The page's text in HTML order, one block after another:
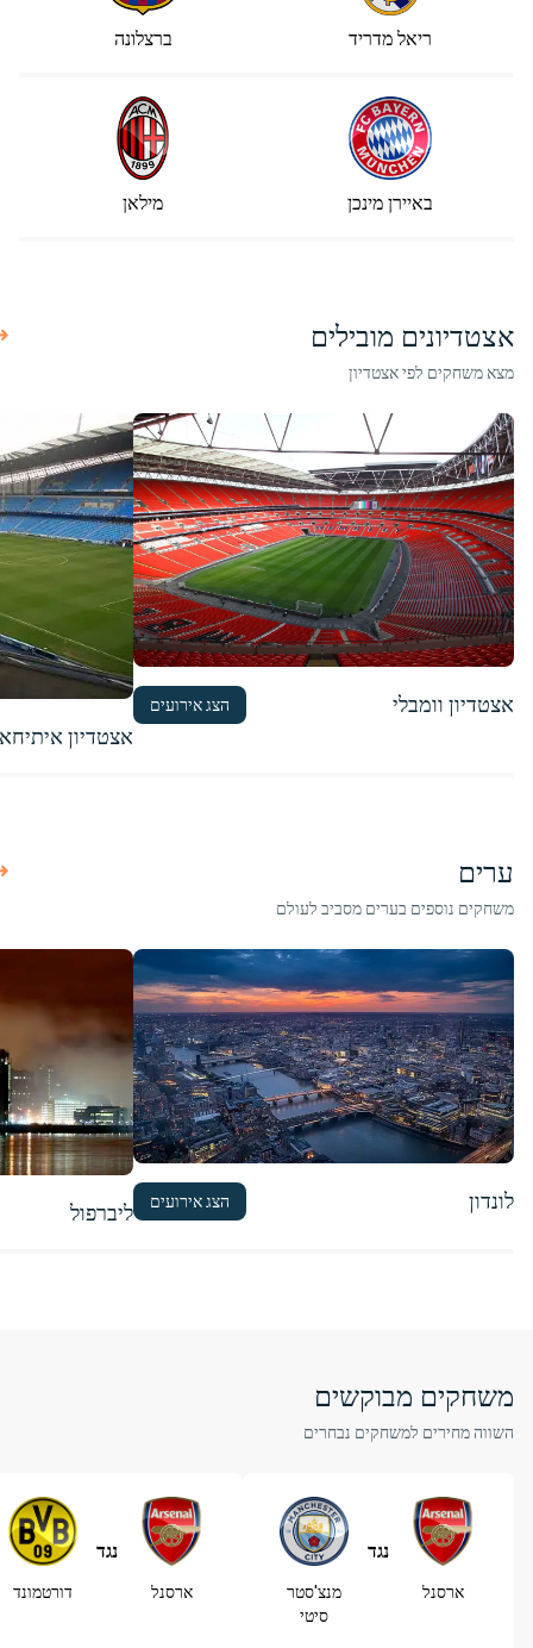
ריאל מדריד ברצלונה
באיירן מינכן מילאן
אצטדיונים מובילים
מצא משחקים לפי אצטדיון
אצטדיון וומבלי הצג אירועים
אצטדיון
ערים
משחקים נוספים בערים מסביב לעולם
לונדון הצג אירועים ליברפול
משחקים מבוקשים
השווה מחירים למשחקים נבחרים
נגד
ארסנל
מנצ'סטר
סיטי
נגד
ארסנל דורטמונד